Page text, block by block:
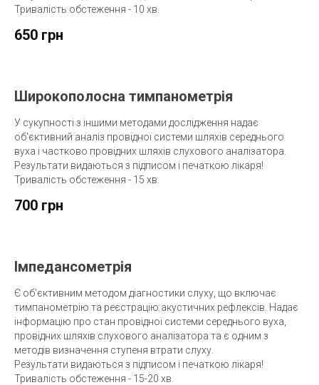
Тривалість обстеження - 10 хв.
650 грн
Широкополосна тимпанометрія
У сукупності з іншими методами дослідження надає
об'єктивний аналіз провідної системи шляхів середнього
вуха і частково провідних шляхів слухового аналізатора.
Результати видаються з підписом і печаткою лікаря!
Тривалість обстеження - 15 хв.
700 грн
Імпедансометрія
Є об'єктивним методом діагностики слуху, що включає
тимпанометрію та реєстрацію акустичних рефлексів. Надає
інформацію про стан провідної системи середнього вуха,
провідних шляхів слухового аналізатора та є одним з
методів визначення ступеня втрати слуху.
Результати видаються з підписом і печаткою лікаря!
Тривалість обстеження - 15-20 хв.